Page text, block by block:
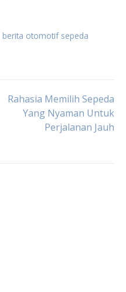
berita otomotif sepeda
Rahasia Memilih Sepeda
Yang Nyaman Untuk
Perjalanan Jauh